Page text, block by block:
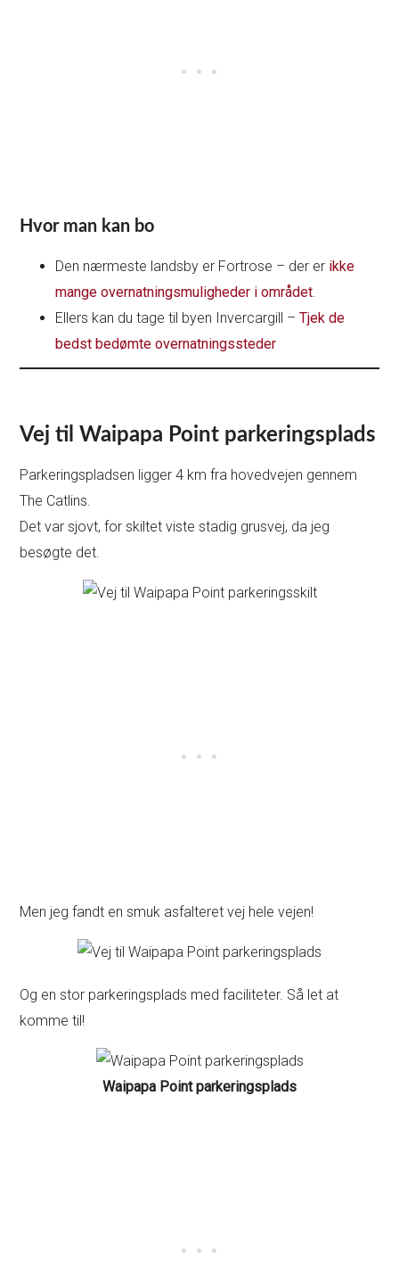
Hvor man kan bo
Den nærmeste landsby er Fortrose – der er ikke
mange overnatningsmuligheder i området.
Ellers kan du tage til byen Invercargill –Tjek de
bedst bedømte overnatningssteder
Vej til Waipapa Point parkeringsplads
Parkeringspladsen ligger 4 km fra hovedvejen gennem
The Catlins.
Det var sjovt, for skiltet viste stadig grusvej, da jeg
besøgte det.
Men jeg fandt en smuk asfalteret vej hele vejen!
Og en stor parkeringsplads med faciliteter. Så let at
komme til!
Waipapa Point parkeringsplads